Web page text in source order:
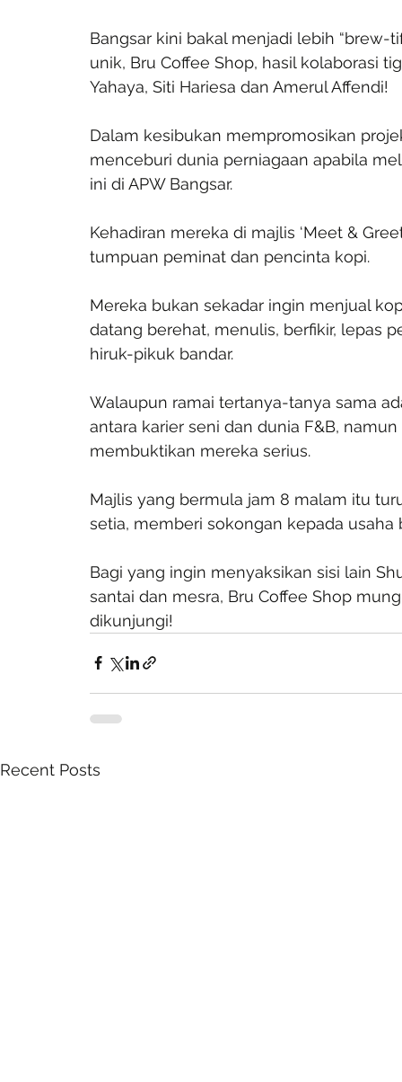
Bangsar kini bakal menjadi lebih
unik, Bru Coffee Shop, hasil kolaborasi
Yahaya, Siti Hariesa dan Amerul Affendi!
Dalam kesibukan mempromosikan
menceburi dunia perniagaan apabila
ini di APW Bangsar.
Kehadiran mereka di majlis ‘Meet &
tumpuan peminat dan pencinta kopi.
Mereka bukan sekadar ingin menjual
datang berehat, menulis, berfikir, lepas
hiruk-pikuk bandar.
Walaupun ramai tertanya-tanya sama
antara karier seni dan dunia F&B,
membuktikan mereka serius.
Majlis yang bermula jam 8 malam itu
setia, memberi sokongan kepada usaha
Bagi yang ingin menyaksikan sisi lain
santai dan mesra, Bru Coffee Shop
dikunjungi!
Recent Posts